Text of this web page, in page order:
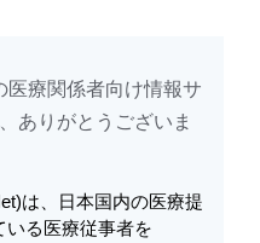
向上、利用履歴の収集・集計のた
しています。詳しくは 利用規約
らせ | グラセプ
医療関係者向け情報サ
ありがとうございま
は、日本国内の医療提
いる医療従事者を